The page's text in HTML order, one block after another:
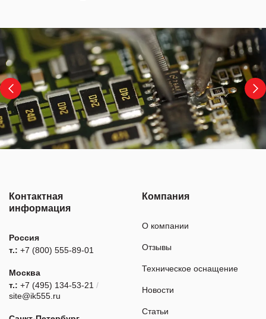
Контактная
информация
Россия
т.: +7 (800) 555-89-01
Москва
т.: +7 (495) 134-53-21 /
site@ik555.ru
Компания
О компании
Отзывы
Техническое оснащение
Новости
Статьи